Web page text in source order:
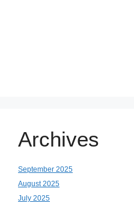
Archives
September 2025
August 2025
July 2025